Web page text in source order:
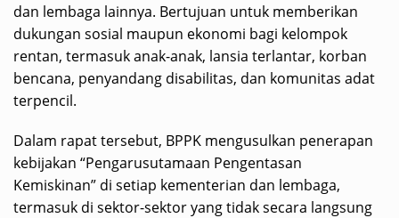
dan lembaga lainnya. Bertujuan untuk memberikan
dukungan sosial maupun ekonomi bagi kelompok
rentan, termasuk anak-anak, lansia terlantar, korban
bencana, penyandang disabilitas, dan komunitas adat
terpencil.
Dalam rapat tersebut, BPPK mengusulkan penerapan
kebijakan “Pengarusutamaan Pengentasan
Kemiskinan” di setiap kementerian dan lembaga,
termasuk di sektor-sektor yang tidak secara langsung